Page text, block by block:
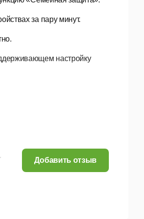
за пару минут.
настройку
узнать IP-адрес сайта.
Добавить отзыв